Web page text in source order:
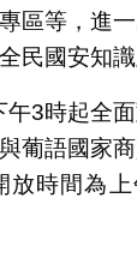
區等，進
民國安知識
午3時起全
葡語國家
放時間為